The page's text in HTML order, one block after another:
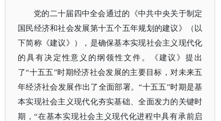
党的二十届四中全会通过的《中共中央关于制定
国民经济和社会发展第十五个五年规划的建议》（以
下简称《建议》），是确保基本实现社会主义现代化
的具有决定性意义的纲领性文件。《建议》提出
了“十五五”时期经济社会发展的主要目标，对未来五
年经济社会发展作出了全面部署。“十五五”时期是基
本实现社会主义现代化夯实基础、全面发力的关键时
期，“在基本实现社会主义现代化进程中具有承前启